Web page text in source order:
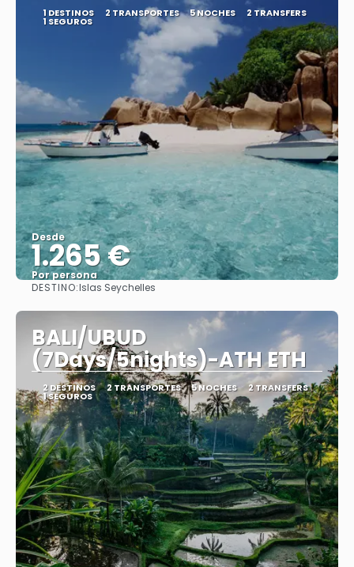
1 DESTINOS 2 TRANSPORTES 5 NOCHES 2 TRANSFERS
1 SEGUROS
Desde
1.265 €
Por persona
DESTINO:Islas Seychelles
BALI/UBUD
(7Days/5nights)-ATH ETH
2 DESTINOS 2 TRANSPORTES 5 NOCHES 2 TRANSFERS
1 SEGUROS